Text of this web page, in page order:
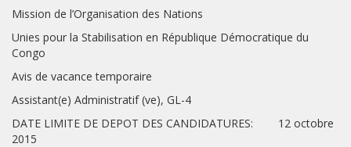
Mission de l’Organisation des Nations
Unies pour la Stabilisation en République Démocratique du
Congo
Avis de vacance temporaire
Assistant(e) Administratif (ve), GL-4
DATE LIMITE DE DEPOT DES CANDIDATURES: 12 octobre
2015